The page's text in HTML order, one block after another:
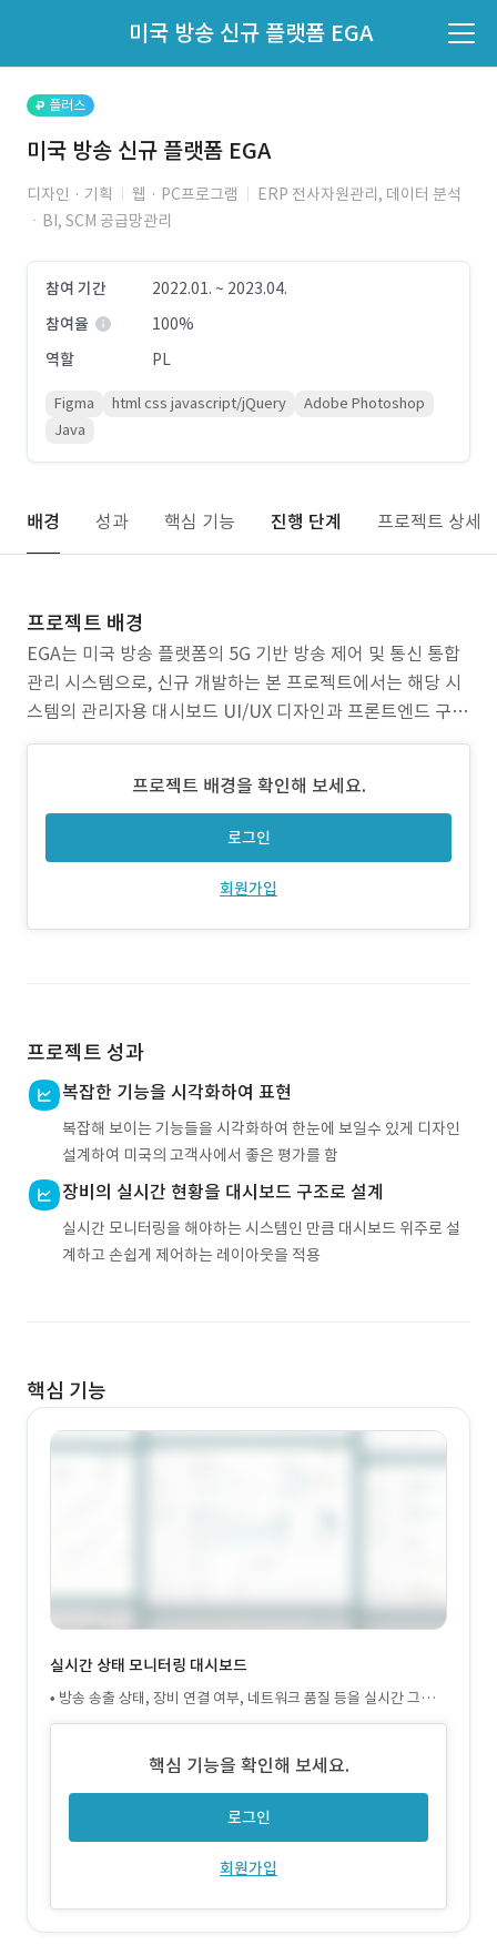
미국 방송 신규 플랫폼 EGA
지원자 목록 바로가기
플러스
미국 방송 신규 플랫폼 EGA
디자인 · 기획 웹 · PC프로그램
ERP 전사자원관리, 데이터 분석
ㆍBI, SCM 공급망관리
참여 기간
2022.01. ~ 2023.04.
참여율
100%
역할
PL
Figma html css javascript/jQuery
Adobe Photoshop
Java
배경 성과 핵심 기능 진행 단계 프로젝트 상세
프로젝트 배경
EGA는 미국 방송 플랫폼의 5G 기반 방송 제어 및 통신 통합
관리 시스템으로, 신규 개발하는 본 프로젝트에서는 해당 시
스템의 관리자용 대시보드 UI/UX 디자인과 프론트엔드 구현
을 담당하였습니다. 방송 장비의 제어 흐름, 통신 상태 모니터
이고 시각적으로 표현하였으며, 다양한 해상도와 환경에서도
안정적으로 작동할 수 있도록 반응형 웹과 컴포넌트
프로젝트 배경을 확인해 보세요.
로그인
회원가입
프로젝트 성과
복잡한 기능을 시각화하여 표현
복잡해 보이는 기능들을 시각화하여 한눈에 보일수 있게 디자인
설계하여 미국의 고객사에서 좋은 평가를 함
장비의 실시간 현황을 대시보드 구조로 설계
실시간 모니터링을 해야하는 시스템인 만큼 대시보드 위주로 설
계하고 손쉽게 제어하는 레이아웃을 적용
핵심 기능
실시간 상태 모니터링 대시보드
• 방송 송출 상태, 장비 연결 여부, 네트워크 품질 등을 실시간 그래프
및 아이콘으로 시각화 • 사용자 피로도를 낮추고, 빠른 의사결정을
핵심 기능을 확인해 보세요.
로그인
회원가입